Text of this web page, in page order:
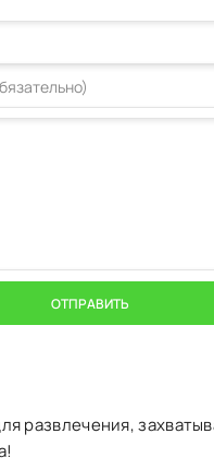
ОТПРАВИТЬ
развлечения,